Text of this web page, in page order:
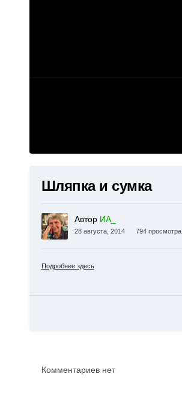
Шляпка и сумка
Автор ИА_
28 августа, 2014 794 просмотра
Подробнее здесь
Комментариев нет